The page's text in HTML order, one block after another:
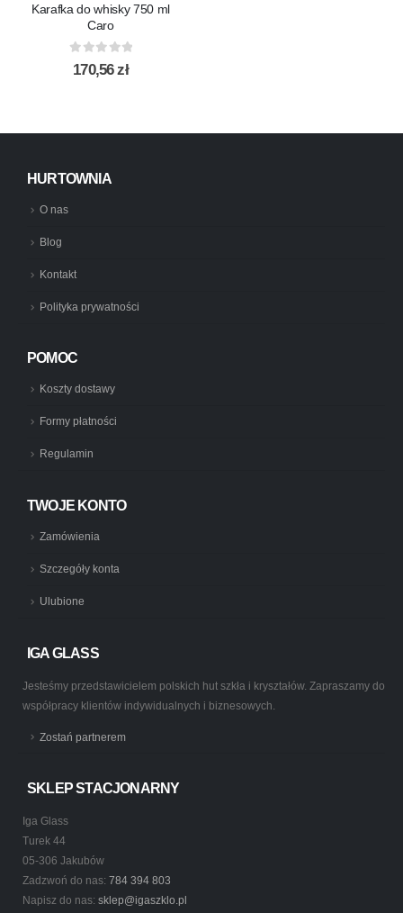
Karafka do whisky 750 ml
Caro
0out of 5
170,56zł
HURTOWNIA
O nas
Blog
Kontakt
Polityka prywatności
POMOC
Koszty dostawy
Formy płatności
Regulamin
TWOJE KONTO
Zamówienia
Szczegóły konta
Ulubione
IGA GLASS
Jesteśmy przedstawicielem polskich hut szkła i kryształów. Zapraszamy do
współpracy klientów indywidualnych i biznesowych.
Zostań partnerem
SKLEP STACJONARNY
Iga Glass
Turek 44
05-306 Jakubów
Zadzwoń do nas: 784 394 803
Napisz do nas: sklep@igaszklo.pl